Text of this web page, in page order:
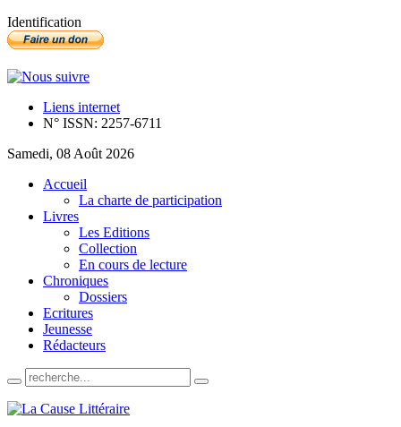
Identification
Liens internet
N° ISSN: 2257-6711
Samedi, 08 Août 2026
Accueil
La charte de participation
Livres
Les Editions
Collection
En cours de lecture
Chroniques
Dossiers
Ecritures
Jeunesse
Rédacteurs